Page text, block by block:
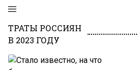
ТРАТЫ РОССИЯН
В 2023 ГОДУ